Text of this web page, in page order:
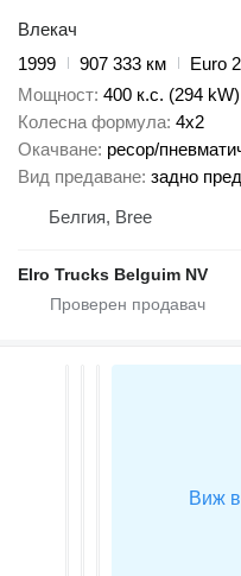
Влекач
1999
907 333 км
Euro 2
Мощност 400 к.с. (294 kW)
Колесна формула 4x2
Окачване ресор/
Вид предаване задно
Белгия, Bree
Elro Trucks Belguim NV